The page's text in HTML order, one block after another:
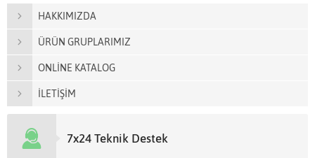
HAKKIMIZDA
ÜRÜN GRUPLARIMIZ
ONLİNE KATALOG
İLETİŞİM
7x24 Teknik Destek